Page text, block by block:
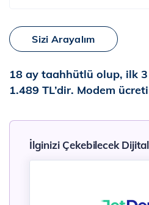
Sizi Arayalım
18 ay taahhütlü olup, ilk
1.489 TL’dir. Modem
İlginizi Çekebilecek